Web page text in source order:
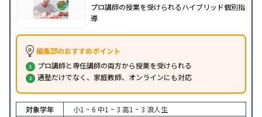
プロ講師の授業を受けられるハイブリッド個別指
導
編集部のおすすめポイント
プロ講師と専任講師の両方から授業を受けられる
通塾だけでなく、家庭教師、オンラインにも対応
対象学年 小1 ~ 6 中1 ~ 3 高1 ~ 3 浪人生